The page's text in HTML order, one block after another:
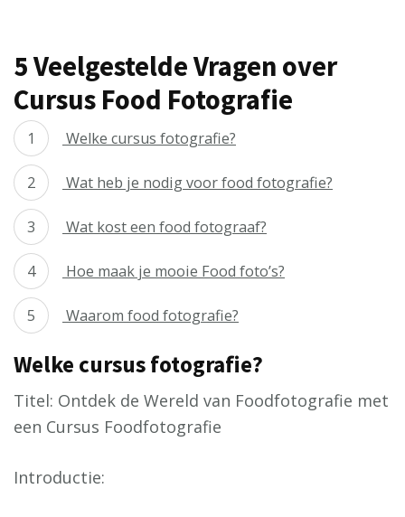
5 Veelgestelde Vragen over
Cursus Food Fotografie
Welke cursus fotografie?
Wat heb je nodig voor food fotografie?
Wat kost een food fotograaf?
Hoe maak je mooie Food foto’s?
Waarom food fotografie?
Welke cursus fotografie?
Titel: Ontdek de Wereld van Foodfotografie met
een Cursus Foodfotografie
Introductie: